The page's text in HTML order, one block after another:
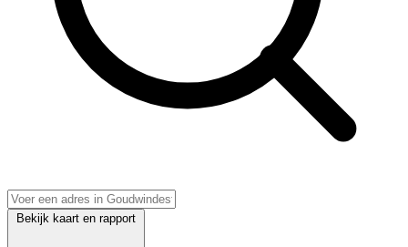
Bekijk kaart en rapport